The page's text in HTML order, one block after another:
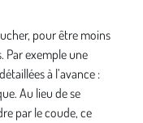
pour être moins
Par exemple une
à l’avance :
Au lieu de se
par le coude, ce